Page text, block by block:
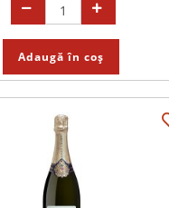
Adaugă în coș